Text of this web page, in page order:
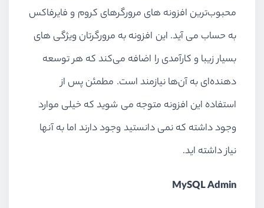
محبوب‌ترین افزونه های مرورگرهای کروم و فایرفاکس
به حساب می آید. این افزونه به مرورگرتان ویژگی های
بسیار زیبا و کارآمدی را اضافه می‌کند که هر توسعه
دهنده‌ای به آن‌ها نیازمند است. مطمئن پس از
استفاده این افزونه متوجه می شوید که خیلی موارد
وجود داشته که نمی دانستید وجود دارند اما به آنها
نیاز داشته اید.
MySQL Admin